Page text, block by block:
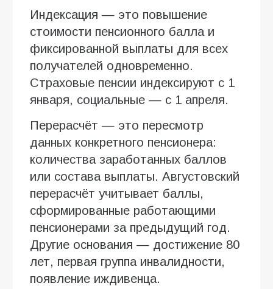
Индексация — это повышение
стоимости пенсионного балла и
фиксированной выплаты для всех
получателей одновременно.
Страховые пенсии индексируют с 1
января, социальные — с 1 апреля.
Перерасчёт — это пересмотр
данных конкретного пенсионера:
количества заработанных баллов
или состава выплаты. Августовский
перерасчёт учитывает баллы,
сформированные работающими
пенсионерами за предыдущий год.
Другие основания — достижение 80
лет, первая группа инвалидности,
появление иждивенца.